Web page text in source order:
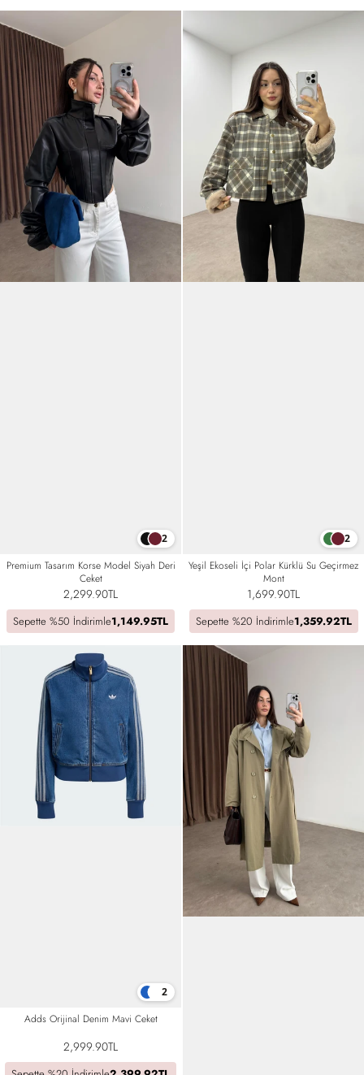
2
Premium Tasarım Korse Model Siyah Deri
Ceket
2,299.90TL
Sepette %50 İndirimle1,149.95TL
2
Yeşil Ekoseli İçi Polar Kürklü Su Geçirmez
Mont
1,699.90TL
Sepette %20 İndirimle1,359.92TL
2
Adds Orijinal Denim Mavi Ceket
2,999.90TL